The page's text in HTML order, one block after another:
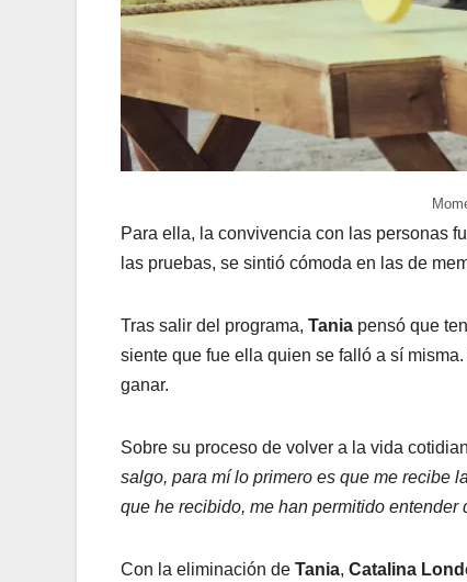
Para ella, la convivencia con las personas
las pruebas, se sintió cómoda en las de
Tras salir del programa, Tania pensó que
siente que fue ella quien se falló a sí
ganar.
Sobre su proceso de volver a la vida
salgo, para mí lo primero es que me recibe
que he recibido, me han permitido
Con la eliminación de Tania, Catalina